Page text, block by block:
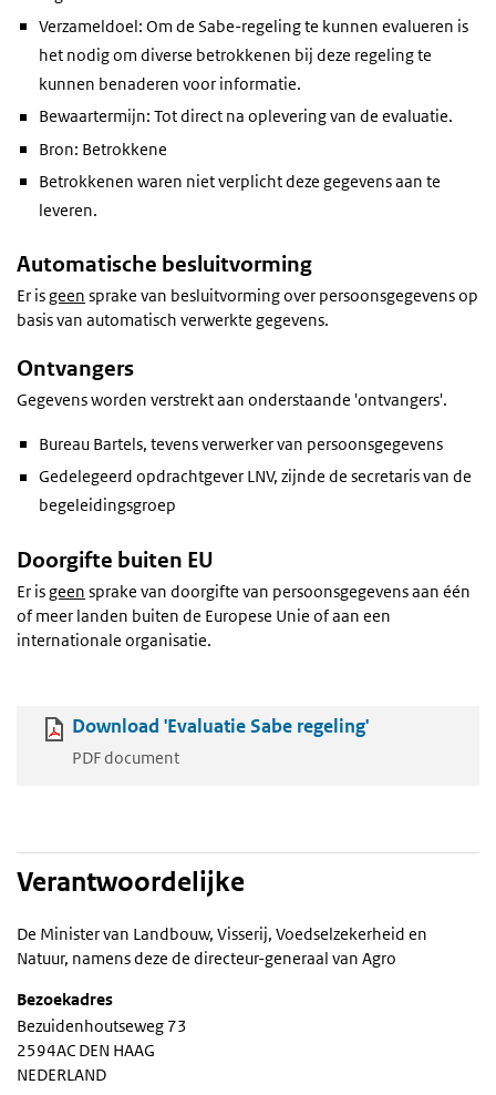
Verzameldoel: Om de Sabe-regeling te kunnen evalueren is
het nodig om diverse betrokkenen bij deze regeling te
kunnen benaderen voor informatie.
Bewaartermijn: Tot direct na oplevering van de evaluatie.
Bron: Betrokkene
Betrokkenen waren niet verplicht deze gegevens aan te
leveren.
Automatische besluitvorming
Er isgeen sprake van besluitvorming over persoonsgegevens op
basis van automatisch verwerkte gegevens.
Ontvangers
Gegevens worden verstrekt aan onderstaande 'ontvangers'.
Bureau Bartels, tevens verwerker van persoonsgegevens
Gedelegeerd opdrachtgever LNV, zijnde de secretaris van de
begeleidingsgroep
Doorgifte buiten EU
Er isgeen sprake van doorgifte van persoonsgegevens aan één
of meer landen buiten de Europese Unie of aan een
internationale organisatie.
Download 'Evaluatie Sabe regeling'
PDF document
Verantwoordelijke
De Minister van Landbouw, Visserij, Voedselzekerheid en
Natuur, namens deze de directeur-generaal van Agro
Bezoekadres
Bezuidenhoutseweg 73
2594AC DEN HAAG
NEDERLAND